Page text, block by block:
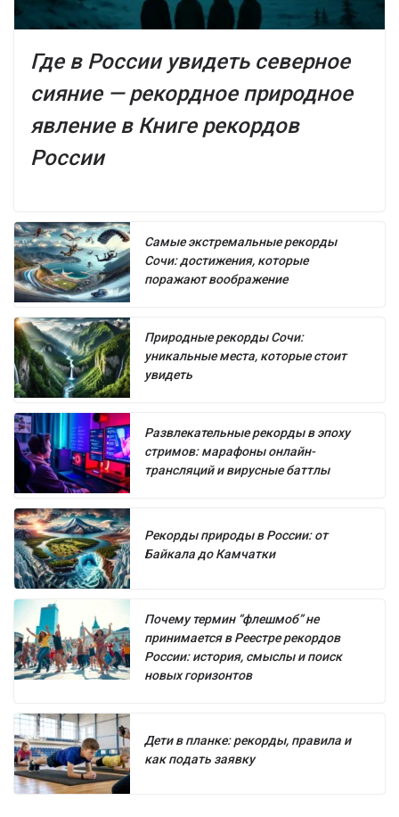
Где в России увидеть северное
сияние — рекордное природное
явление в Книге рекордов
России
Самые экстремальные рекорды
Сочи: достижения, которые
поражают воображение
Природные рекорды Сочи:
уникальные места, которые стоит
увидеть
Развлекательные рекорды в эпоху
стримов: марафоны онлайн-
трансляций и вирусные баттлы
Рекорды природы в России: от
Байкала до Камчатки
Почему термин “флешмоб” не
принимается в Реестре рекордов
России: история, смыслы и поиск
новых горизонтов
Дети в планке: рекорды, правила и
как подать заявку